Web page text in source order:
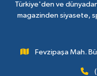
Türkiye'den ve
magazinden siyasete,
Fevzipaşa Mah.